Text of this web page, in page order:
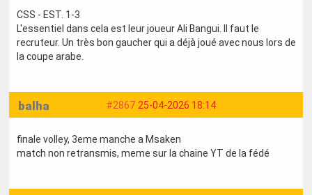
CSS - EST. 1-3
L'essentiel dans cela est leur joueur Ali Bangui. Il faut le
recruteur. Un très bon gaucher qui a déjà joué avec nous lors de
la coupe arabe.
#2867 25-04-2026 18:14
balha
finale volley, 3eme manche a Msaken
match non retransmis, meme sur la chaine YT de la fédé